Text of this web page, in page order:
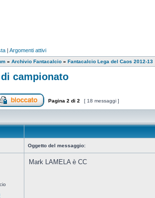
| Argomenti attivi
» Archivio Fantacalcio » Fantacalcio Lega del Caos 2012-13
campionato
Pagina 2 di 2 [ 18 messaggi ]
Oggetto del messaggio:
Mark LAMELA è CC